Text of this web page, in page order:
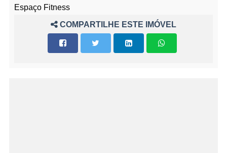
Espaço Fitness
COMPARTILHE ESTE IMÓVEL